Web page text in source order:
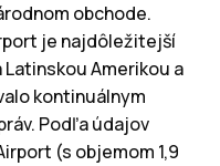
obchode.
je najdôležitejší
Amerikou a
kontinuálnym
Podľa údajov
(s objemom 1,9